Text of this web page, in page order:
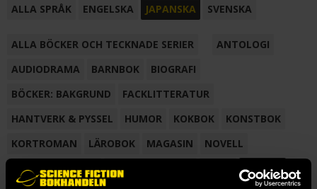
ALLA SPRÅK ENGELSKA JAPANSKA SVENSKA
ALLA BÖCKER OCH TECKNADE SERIER
ANTOLOGI
AUDIODRAMA
BARNBOK
BIOGRAFI
BÖCKER: BAKGRUND
FACKLITTERATUR
HANTVERK & PYSSEL
HUMOR KOKBOK
KONSTBOK
KORTROMAN
LÄROBOK MAGASIN
NOVELL
NOVELLMAGASIN
NOVELLSAMLING
ROMAN